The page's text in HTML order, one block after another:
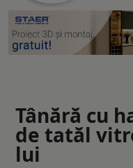
Tânără cu
de tatăl
lui